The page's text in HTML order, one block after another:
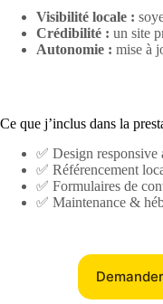
Visibilité locale :
Crédibilité : un site
Autonomie : mise à
Ce que j’inclus dans la
✅ Design responsive
✅ Référencement
✅ Formulaires de
✅ Maintenance &